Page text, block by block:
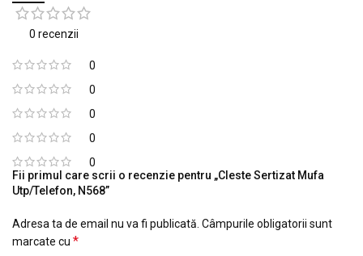
0 recenzii
0
0
0
0
0
Fii primul care scrii o recenzie pentru „Cleste Sertizat Mufa
Utp/Telefon, N568”
Adresa ta de email nu va fi publicată. Câmpurile obligatorii sunt
marcate cu *